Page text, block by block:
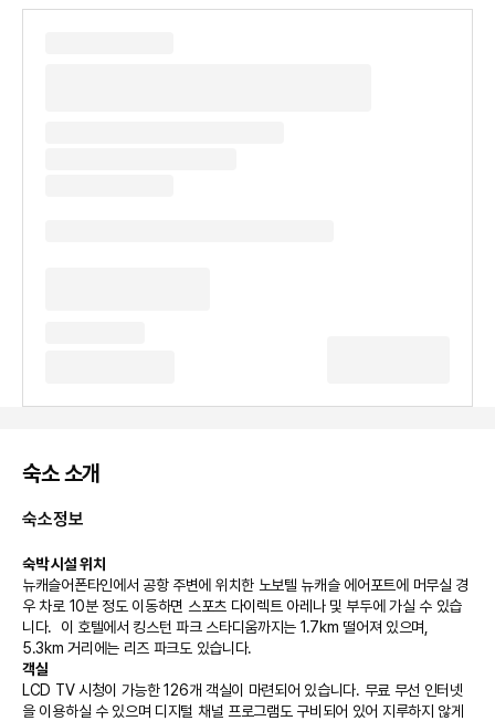
숙소 소개
숙소정보
숙박 시설 위치
뉴캐슬어폰타인에서 공항 주변에 위치한 노보텔 뉴캐슬 에어포트에 머무실 경
우 차로 10분 정도 이동하면 스포츠 다이렉트 아레나 및 부두에 가실 수 있습
니다.  이 호텔에서 킹스턴 파크 스타디움까지는 1.7km 떨어져 있으며,
5.3km 거리에는 리즈 파크도 있습니다.
객실
LCD TV 시청이 가능한 126개 객실이 마련되어 있습니다. 무료 무선 인터넷
을 이용하실 수 있으며 디지털 채널 프로그램도 구비되어 있어 지루하지 않게